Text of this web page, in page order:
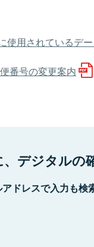
使用されているデ
番号の変更案内
デジタルの
ドレスで入力も検